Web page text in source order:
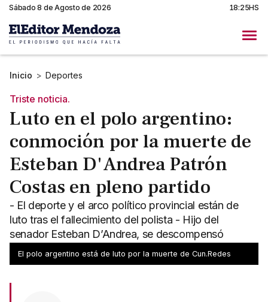
Sábado 8 de Agosto de 2026 18:25HS
Inicio > Deportes
Triste noticia.
Luto en el polo argentino:
conmoción por la muerte de
Esteban D'Andrea Patrón
Costas en pleno partido
- El deporte y el arco político provincial están de
luto tras el fallecimiento del polista - Hijo del
senador Esteban D’Andrea, se descompensó
durante un torneo
El polo argentino está de luto por la muerte de Cun.Redes